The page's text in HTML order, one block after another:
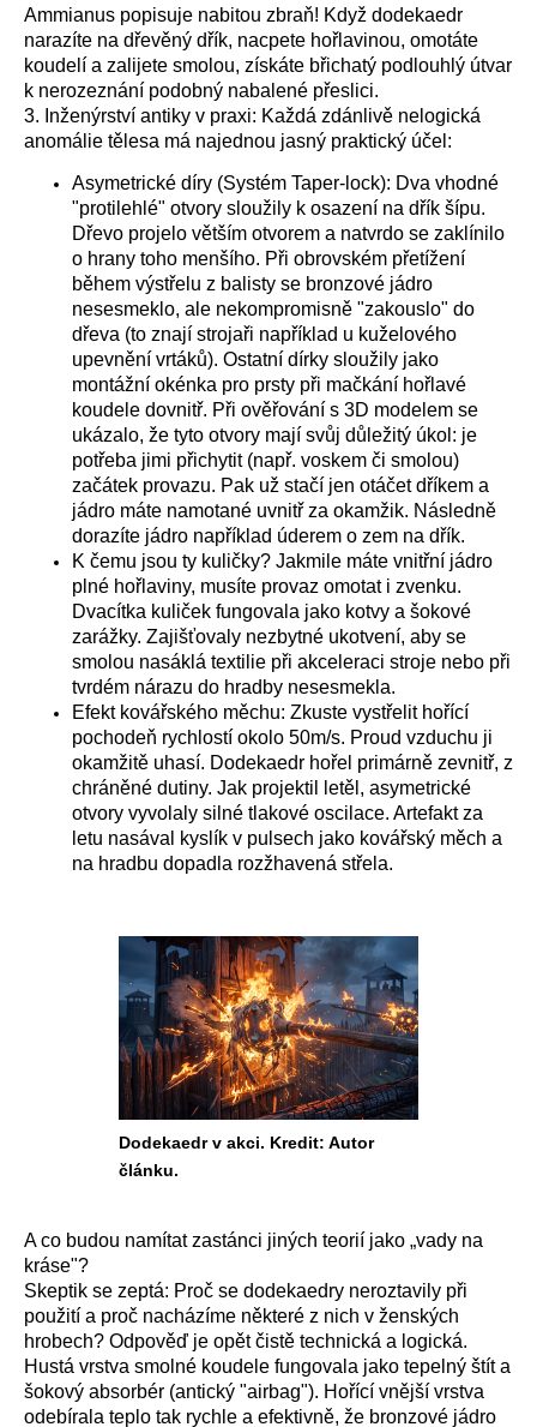
Ammianus popisuje nabitou zbraň! Když dodekaedr
narazíte na dřevěný dřík, nacpete hořlavinou, omotáte
koudelí a zalijete smolou, získáte břichatý podlouhlý útvar
k nerozeznání podobný nabalené přeslici.
3. Inženýrství antiky v praxi: Každá zdánlivě nelogická
anomálie tělesa má najednou jasný praktický účel:
Asymetrické díry (Systém Taper-lock): Dva vhodné
"protilehlé" otvory sloužily k osazení na dřík šípu.
Dřevo projelo větším otvorem a natvrdo se zaklínilo
o hrany toho menšího. Při obrovském přetížení
během výstřelu z balisty se bronzové jádro
nesesmeklo, ale nekompromisně "zakouslo" do
dřeva (to znají strojaři například u kuželového
upevnění vrtáků). Ostatní dírky sloužily jako
montážní okénka pro prsty při mačkání hořlavé
koudele dovnitř. Při ověřování s 3D modelem se
ukázalo, že tyto otvory mají svůj důležitý úkol: je
potřeba jimi přichytit (např. voskem či smolou)
začátek provazu. Pak už stačí jen otáčet dříkem a
jádro máte namotané uvnitř za okamžik. Následně
dorazíte jádro například úderem o zem na dřík.
K čemu jsou ty kuličky? Jakmile máte vnitřní jádro
plné hořlaviny, musíte provaz omotat i zvenku.
Dvacítka kuliček fungovala jako kotvy a šokové
zarážky. Zajišťovaly nezbytné ukotvení, aby se
smolou nasáklá textilie při akceleraci stroje nebo při
tvrdém nárazu do hradby nesesmekla.
Efekt kovářského měchu: Zkuste vystřelit hořící
pochodeň rychlostí okolo 50m/s. Proud vzduchu ji
okamžitě uhasí. Dodekaedr hořel primárně zevnitř, z
chráněné dutiny. Jak projektil letěl, asymetrické
otvory vyvolaly silné tlakové oscilace. Artefakt za
letu nasával kyslík v pulsech jako kovářský měch a
na hradbu dopadla rozžhavená střela.
Dodekaedr v akci. Kredit: Autor
článku.
A co budou namítat zastánci jiných teorií jako „vady na
kráse"?
Skeptik se zeptá: Proč se dodekaedry neroztavily při
použití a proč nacházíme některé z nich v ženských
hrobech? Odpověď je opět čistě technická a logická.
Hustá vrstva smolné koudele fungovala jako tepelný štít a
šokový absorbér (antický "airbag"). Hořící vnější vrstva
odebírala teplo tak rychle a efektivně, že bronzové jádro